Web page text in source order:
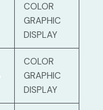
COLOR
GRAPHIC
DISPLAY
COLOR
GRAPHIC
DISPLAY